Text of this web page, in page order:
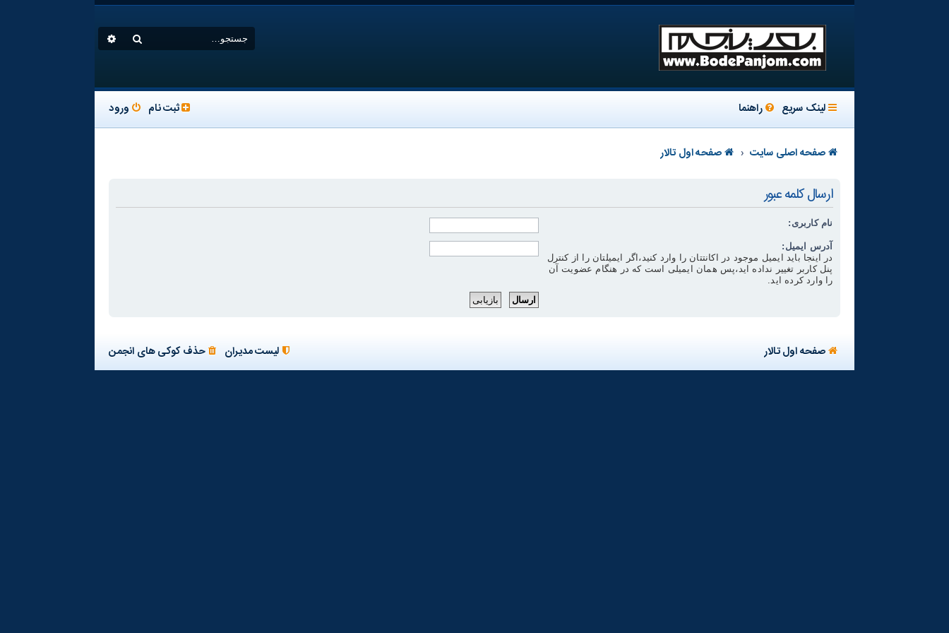
جستجو
لینک سریع راهنما ورود ثبت نام
صفحه اصلی سایت صفحه اول تالار
ارسال کلمه عبور
نام کاربری:
آدرس ایمیل:
در اینجا باید ایمیل موجود در اکانتتان را وارد کنید،اگر ایمیلتان را از کنترل
پنل کاربر تغییر نداده اید،پس همان ایمیلی است که در هنگام عضویت آن
را وارد کرده اید.
صفحه اول تالار حذف کوکی های انجمن لیست مدیران